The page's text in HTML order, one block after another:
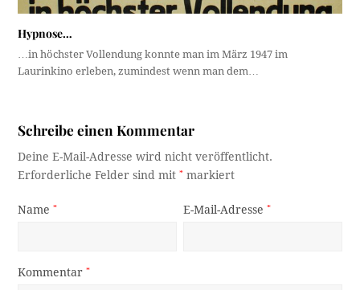
Hypnose…
…in höchster Vollendung konnte man im März 1947 im
Laurinkino erleben, zumindest wenn man dem…
Schreibe einen Kommentar
Deine E-Mail-Adresse wird nicht veröffentlicht.
Erforderliche Felder sind mit* markiert
Name* E-Mail-Adresse*
Kommentar*